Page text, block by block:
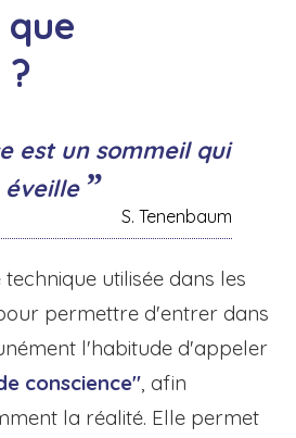
est un sommeil qui
éveille
S. Tenenbaum
utilisée dans les
permettre d'entrer dans
l'habitude d'appeler
conscience", afin
la réalité. Elle permet